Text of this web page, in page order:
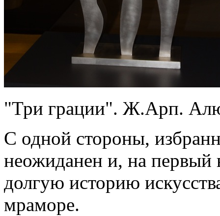
"Три грации". Ж.Арп.
С одной стороны,
неожиданен и, на первый
долгую историю
мраморе.